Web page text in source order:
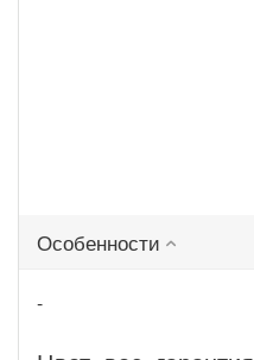
Особенности
-